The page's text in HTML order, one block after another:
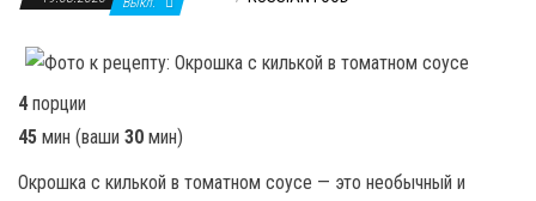
4 порции
45 мин (ваши 30 мин)
Окрошка с килькой в томатном соусе — это необычный и